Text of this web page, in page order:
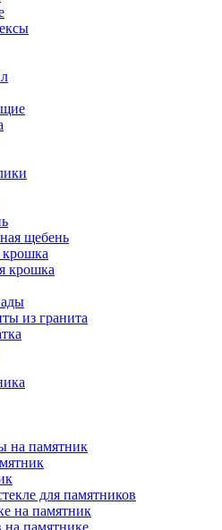
щебень
крошка
крошка
из гранита
на памятник
для памятников
на памятник
на памятнике